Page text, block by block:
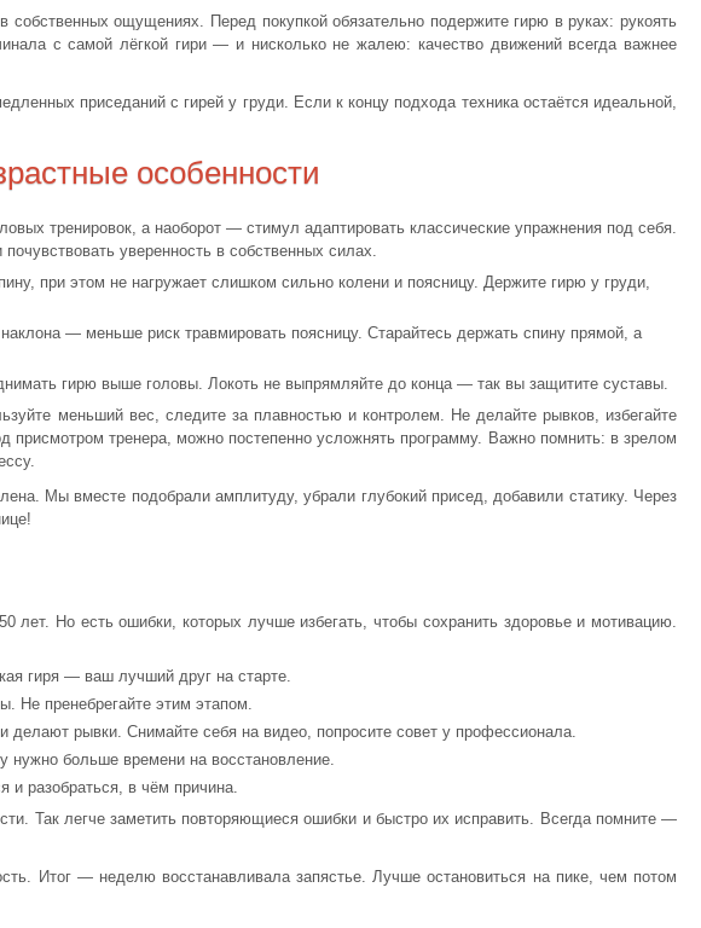
ощущениях. Перед покупкой обязательно подержите гирю в руках: рукоять
с самой лёгкой гири — и нисколько не жалею: качество движений всегда важнее
приседаний с гирей у груди. Если к концу подхода техника остаётся идеальной,
особенности
тренировок, а наоборот — стимул адаптировать классические упражнения под себя.
уверенность в собственных силах.
при этом не нагружает слишком сильно колени и поясницу. Держите гирю у груди,
— меньше риск травмировать поясницу. Старайтесь держать спину прямой, а
гирю выше головы. Локоть не выпрямляйте до конца — так вы защитите суставы.
меньший вес, следите за плавностью и контролем. Не делайте рывков, избегайте
тренера, можно постепенно усложнять программу. Важно помнить: в зрелом
Мы вместе подобрали амплитуду, убрали глубокий присед, добавили статику. Через
Но есть ошибки, которых лучше избегать, чтобы сохранить здоровье и мотивацию.
гиря — ваш лучший друг на старте.
Не пренебрегайте этим этапом.
делают рывки. Снимайте себя на видео, попросите совет у профессионала.
нужно больше времени на восстановление.
и разобраться, в чём причина.
Так легче заметить повторяющиеся ошибки и быстро их исправить. Всегда помните —
Итог — неделю восстанавливала запястье. Лучше остановиться на пике, чем потом